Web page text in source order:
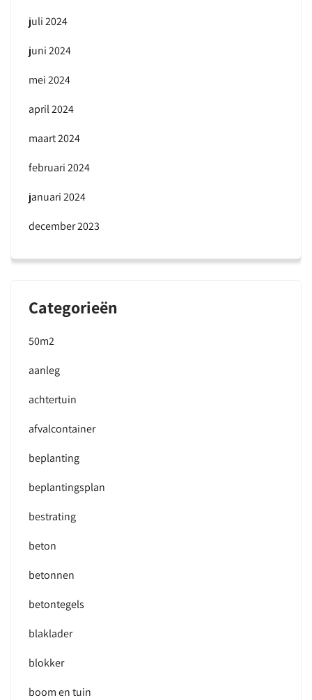
juli 2024
juni 2024
mei 2024
april 2024
maart 2024
februari 2024
januari 2024
december 2023
Categorieën
50m2
aanleg
achtertuin
afvalcontainer
beplanting
beplantingsplan
bestrating
beton
betonnen
betontegels
blaklader
blokker
boom en tuin